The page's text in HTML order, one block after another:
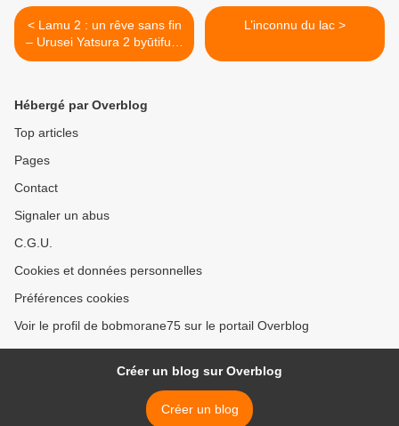
< Lamu 2 : un rêve sans fin
– Urusei Yatsura 2 byūtifuru
dorīmā
L’inconnu du lac >
Hébergé par Overblog
Top articles
Pages
Contact
Signaler un abus
C.G.U.
Cookies et données personnelles
Préférences cookies
Voir le profil de bobmorane75 sur le portail Overblog
Créer un blog sur Overblog
Créer un blog